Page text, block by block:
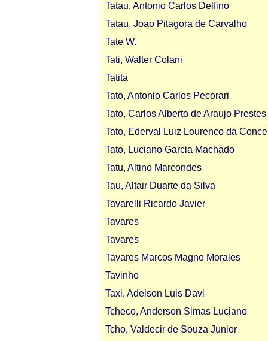
Tatau, Antonio Carlos Delfino
Tatau, Joao Pitagora de Carvalho
Tate W.
Tati, Walter Colani
Tatita
Tato, Antonio Carlos Pecorari
Tato, Carlos Alberto de Araujo Prestes
Tato, Ederval Luiz Lourenco da
Tato, Luciano Garcia Machado
Tatu, Altino Marcondes
Tau, Altair Duarte da Silva
Tavarelli Ricardo Javier
Tavares
Tavares
Tavares Marcos Magno Morales
Tavinho
Taxi, Adelson Luis Davi
Tcheco, Anderson Simas Luciano
Tcho, Valdecir de Souza Junior